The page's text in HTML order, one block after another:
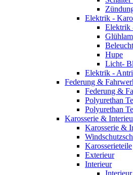
Elektrik -
Elektrik
Hupe
Licht-
Elektrik -
Federung &
Federung &
Polyurethan
Polyurethan
Karosserie &
Karosserie &
Karosserieteile
Exterieur
Interieur